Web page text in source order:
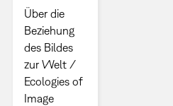
Über die
Beziehung
des Bildes
zur Welt /
Ecologies of
Image